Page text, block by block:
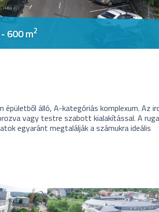
600 m2
épületből álló, A-kategóriás komplexum. Az
vagy testre szabott kialakítással. A
egyaránt megtalálják a számukra ideális